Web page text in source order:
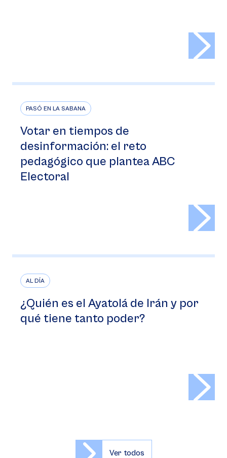
PASÓ EN LA SABANA
Votar en tiempos de
desinformación: el reto
pedagógico que plantea ABC
Electoral
AL DÍA
¿Quién es el Ayatolá de Irán y por
qué tiene tanto poder?
Ver todos